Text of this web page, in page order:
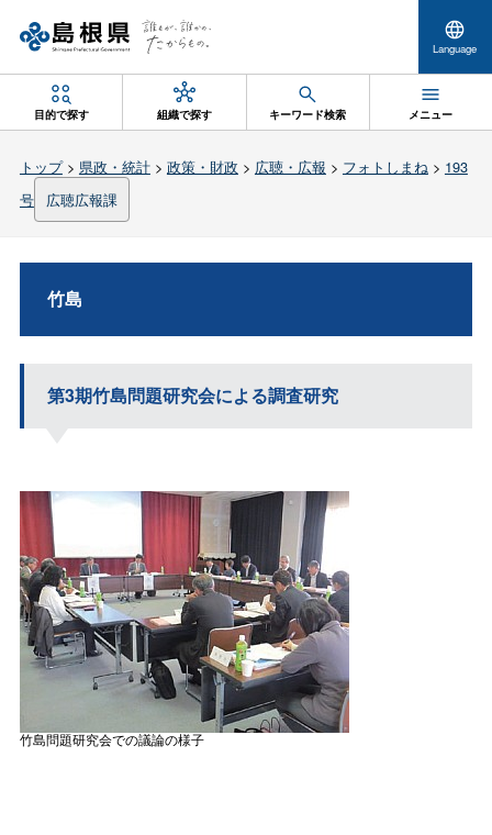
Language
目的で探す 組織で探す キーワード検索 メニュー
トップ> 県政・統計> 政策・財政 > 広聴・広報 > フォトしまね> 193
号
広聴広報課
竹島
第3期竹島問題研究会による調査研究
竹島問題研究会での議論の様子